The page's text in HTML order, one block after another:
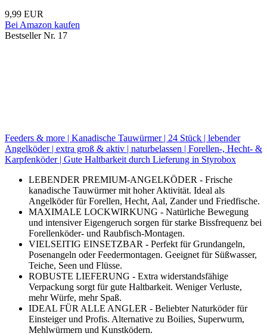
9,99 EUR
Bei Amazon kaufen
Bestseller Nr. 17
Feeders & more | Kanadische Tauwürmer | 24 Stück | lebender
Angelköder | extra groß & aktiv | naturbelassen | Forellen-, Hecht- &
Karpfenköder | Gute Haltbarkeit durch Lieferung in Styrobox
LEBENDER PREMIUM-ANGELKÖDER - Frische
kanadische Tauwürmer mit hoher Aktivität. Ideal als
Angelköder für Forellen, Hecht, Aal, Zander und Friedfische.
MAXIMALE LOCKWIRKUNG - Natürliche Bewegung
und intensiver Eigengeruch sorgen für starke Bissfrequenz bei
Forellenköder- und Raubfisch-Montagen.
VIELSEITIG EINSETZBAR - Perfekt für Grundangeln,
Posenangeln oder Feedermontagen. Geeignet für Süßwasser,
Teiche, Seen und Flüsse.
ROBUSTE LIEFERUNG - Extra widerstandsfähige
Verpackung sorgt für gute Haltbarkeit. Weniger Verluste,
mehr Würfe, mehr Spaß.
IDEAL FÜR ALLE ANGLER - Beliebter Naturköder für
Einsteiger und Profis. Alternative zu Boilies, Superwurm,
Mehlwürmern und Kunstködern.